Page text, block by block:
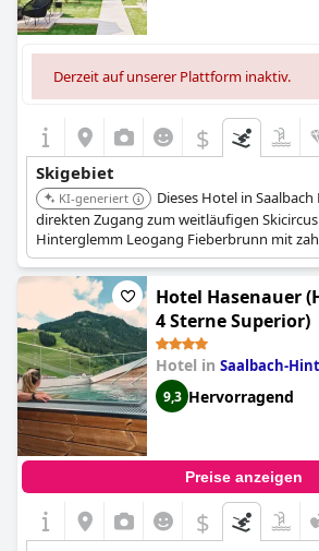
Derzeit auf unserer Plattform inaktiv.
$
Skigebiet
KI-generiert
Dieses Hotel in
direkten Zugang zum weitläufigen Skicircus
Hinterglemm Leogang Fieberbrunn mit
Liften direkt vor der Haustür. Es liegt in
Skigebiete Österreichs.
Hotel Hasenauer
4 Sterne Superior)
Hotel in Saalbach-
9,3 Hervorragend
Preise anzeigen
$